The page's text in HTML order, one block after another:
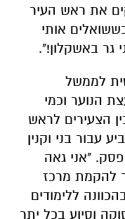
את ראש העיר
אותי
גר באשקלון!".
לממשל
הנוער וכמי
הצעירים לראש
עבור בני וקנין
"אני גאה
להקמת מרכז
שיסייע לבני 20 עד 35 בהכוונה ללימודים
וסיוע בכל יתר